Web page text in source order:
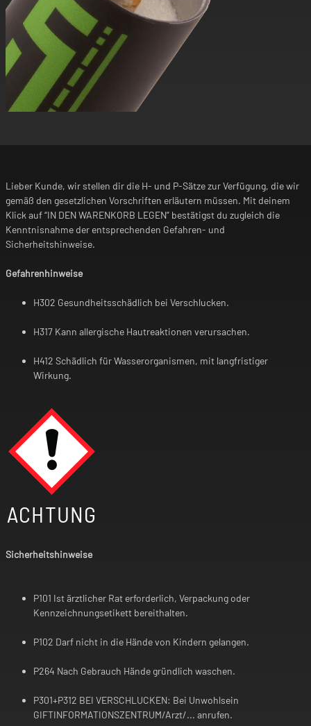
Lieber Kunde, wir stellen dir die H- und P-Sätze zur Verfügung, die wir
gemäß den gesetzlichen Vorschriften erläutern müssen. Mit deinem
Klick auf “IN DEN WARENKORB LEGEN” bestätigst du zugleich die
Kenntnisnahme der entsprechenden Gefahren- und
Sicherheitshinweise.
Gefahrenhinweise
H302 Gesundheitsschädlich bei Verschlucken.
H317 Kann allergische Hautreaktionen verursachen.
H412 Schädlich für Wasserorganismen, mit langfristiger
Wirkung.
ACHTUNG
Sicherheitshinweise
P101 Ist ärztlicher Rat erforderlich, Verpackung oder
Kennzeichnungsetikett bereithalten.
P102 Darf nicht in die Hände von Kindern gelangen.
P264 Nach Gebrauch Hände gründlich waschen.
P301+P312 BEI VERSCHLUCKEN: Bei Unwohlsein
GIFTINFORMATIONSZENTRUM/Arzt/... anrufen.